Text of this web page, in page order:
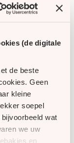
(de digitale
de beste
Geen
kleine
soepel
wat
we uw
en
adressen
enbestel nu